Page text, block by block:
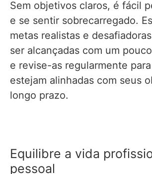
Sem objetivos claros, é fácil
e se sentir sobrecarregado.
metas realistas e
ser alcançadas com um
e revise-as regularmente
estejam alinhadas com seus
longo prazo.
Equilibre a vida
pessoal